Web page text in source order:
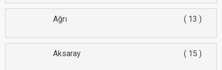
Ağrı 13
Aksaray 15